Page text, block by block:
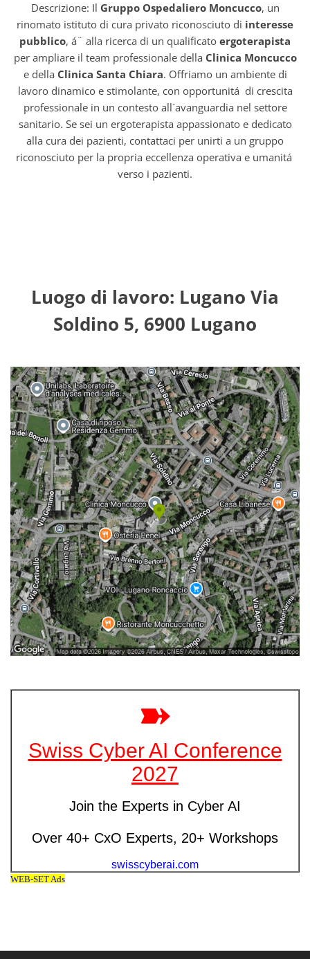
Descrizione: Il Gruppo Ospedaliero Moncucco, un
rinomato istituto di cura privato riconosciuto di interesse
pubblico, á¨ alla ricerca di un qualificato ergoterapista
per ampliare il team professionale della Clinica Moncucco
e della Clinica Santa Chiara. Offriamo un ambiente di
lavoro dinamico e stimolante, con opportunitá di crescita
professionale in un contesto all`avanguardia nel settore
sanitario. Se sei un ergoterapista appassionato e dedicato
alla cura dei pazienti, contattaci per unirti a un gruppo
riconosciuto per la propria eccellenza operativa e umanitá
verso i pazienti.
Luogo di lavoro: Lugano Via
Soldino 5, 6900 Lugano